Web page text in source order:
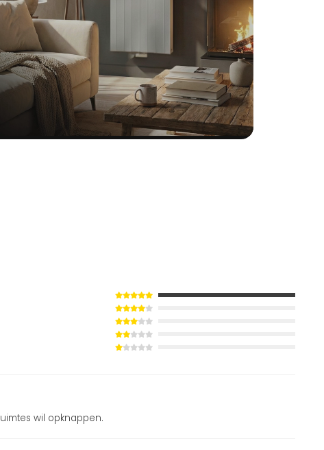
wil opknappen.